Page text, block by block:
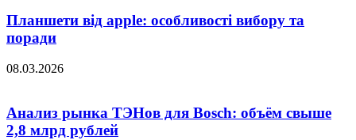
Планшети від apple: особливості вибору та
поради
08.03.2026
Анализ рынка ТЭНов для Bosch: объём свыше
2,8 млрд рублей